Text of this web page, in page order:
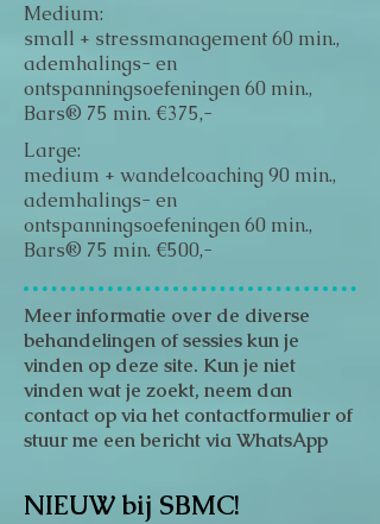
Medium:
small + stressmanagement 60 min.,
ademhalings- en
ontspanningsoefeningen 60 min.,
Bars® 75 min. €375,-
Large:
medium + wandelcoaching 90 min.,
ademhalings- en
ontspanningsoefeningen 60 min.,
Bars® 75 min. €500,-
Meer informatie over de diverse
behandelingen of sessies kun je
vinden op deze site. Kun je niet
vinden wat je zoekt, neem dan
contact op via het contactformulier of
stuur me een bericht via WhatsApp
NIEUW bij SBMC!